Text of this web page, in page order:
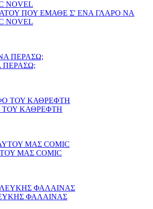
ΠΟΥ ΕΜΑΘΕ Σ' ΕΝΑ ΓΛΑΡΟ ΝΑ
NOVEL
ΠΕΡΑΣΩ;
ΤΟΥ ΚΑΘΡΕΦΤΗ
ΜΑΣ COMIC
ΦΑΛΑΙΝΑΣ